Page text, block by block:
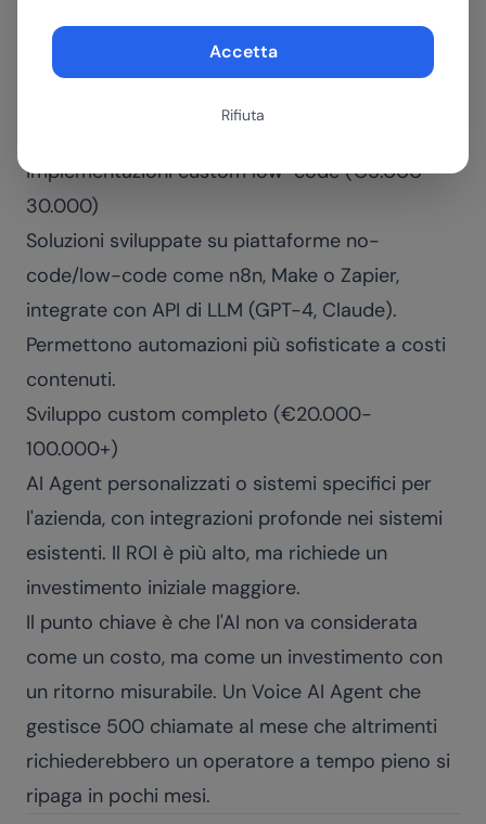
Accetta
Rifiuta
Microsoft 365, Jasper o Monday AI sono
accessibili con abbonamenti mensili. Sono ideali
Implementazioni custom low-code (€5.000-
30.000)
Soluzioni sviluppate su piattaforme no-
code/low-code come n8n, Make o Zapier,
integrate con API di LLM (GPT-4, Claude).
Permettono automazioni più sofisticate a costi
contenuti.
Sviluppo custom completo (€20.000-
100.000+)
AI Agent personalizzati o sistemi specifici per
l'azienda, con integrazioni profonde nei sistemi
esistenti. Il ROI è più alto, ma richiede un
investimento iniziale maggiore.
Il punto chiave è che l'AI non va considerata
come un costo, ma come un investimento con
un ritorno misurabile. Un Voice AI Agent che
gestisce 500 chiamate al mese che altrimenti
richiederebbero un operatore a tempo pieno si
ripaga in pochi mesi.